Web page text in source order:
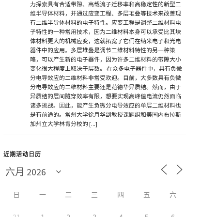
力探索具有合适带隙、高载流子迁移率和高稳定性的新型二
维半导体材料，并通过应变工程、多层堆叠等技术来改善现
有二维半导体材料的电子特性。应变工程是调整二维材料电
子特性的一种常用技术，因为二维材料本身可以承受比其块
体材料更大的机械应变，这就拓宽了它们在纳米电子和光电
器件中的应用。多层堆叠是调节二维材料特性的另一种策
略，可以产生新的电子器件，因为许多二维材料的带隙大小
变化很大程度上取决于层数。 在众多电子器件中，具有负微
分电导效应的二维材料非常受欢迎。目前，大多数具有负微
分电导效应的二维材料主要还是范德华异质结。然而，由于
异质结的层间隧穿效率有限，想要实现高峰值电流仍然面临
诸多挑战。因此，能产生负微分电导效应的单层二维材料也
是有前途的。常州大学徐月华副教授课题组和美国内布拉斯
加州立大学林肯分校的 [...]
近期活动日历
日 一 二 三 四 五 六